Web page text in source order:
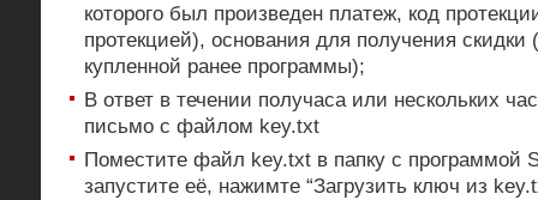
которого был произведен платеж, код
протекцией), основания для получения скидки
купленной ранее программы);
В ответ в течении получаса или нескольких
письмо с файлом key.txt
Поместите файл key.txt в папку с программой
запустите её, нажимте “Загрузить ключ из